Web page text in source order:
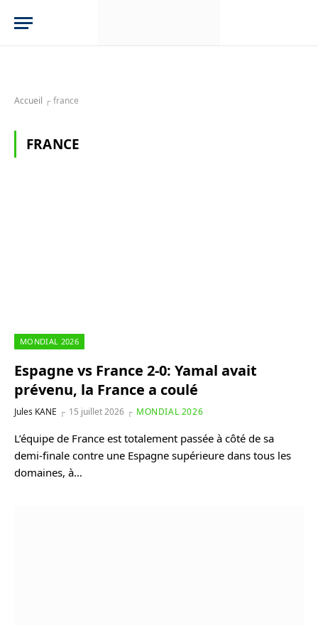
Accueil ┌france
FRANCE
MONDIAL 2026
Espagne vs France 2-0: Yamal avait
prévenu, la France a coulé
Jules KANE 15 juillet 2026 MONDIAL 2026
L’équipe de France est totalement passée à côté de sa
demi-finale contre une Espagne supérieure dans tous les
domaines, à…